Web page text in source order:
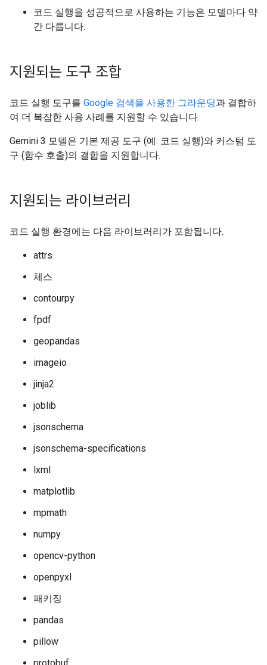
코드 실행을 성공적으로 사용하는 기능은 모델마다 약
간 다릅니다.
지원되는 도구 조합
코드 실행 도구를 Google 검색을 사용한 그라운딩과 결합하
여 더 복잡한 사용 사례를 지원할 수 있습니다.
Gemini 3 모델은 기본 제공 도구 (예: 코드 실행)와 커스텀 도
구 (함수 호출)의 결합을 지원합니다.
지원되는 라이브러리
코드 실행 환경에는 다음 라이브러리가 포함됩니다.
attrs
체스
contourpy
fpdf
geopandas
imageio
jinja2
joblib
jsonschema
jsonschema-specifications
lxml
matplotlib
mpmath
numpy
opencv-python
openpyxl
패키징
pandas
pillow